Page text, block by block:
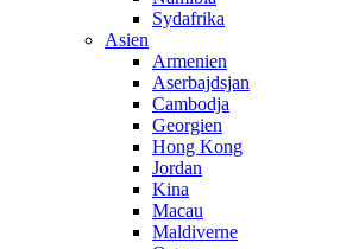
Sydafrika
Asien
Armenien
Aserbajdsjan
Cambodja
Georgien
Hong Kong
Jordan
Kina
Macau
Maldiverne